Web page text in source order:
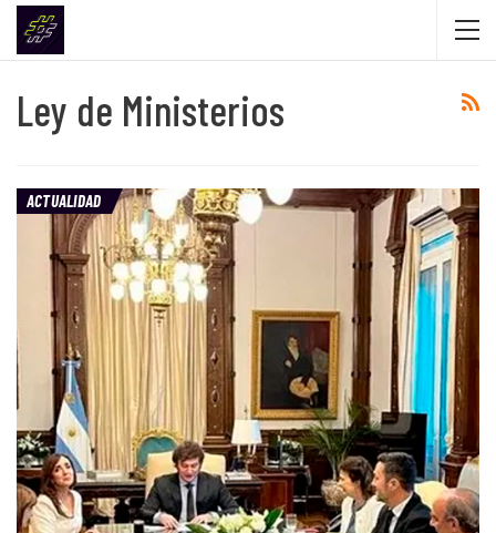
Ley de Ministerios
ACTUALIDAD